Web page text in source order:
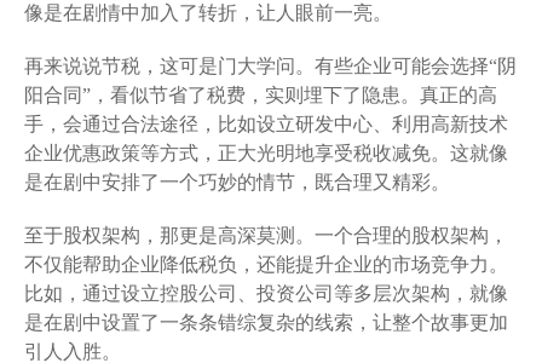
像是在剧情中加入了转折，让人眼前一亮。
再来说说节税，这可是门大学问。有些企业可能会选择“阴
阳合同”，看似节省了税费，实则埋下了隐患。真正的高
手，会通过合法途径，比如设立研发中心、利用高新技术
企业优惠政策等方式，正大光明地享受税收减免。这就像
是在剧中安排了一个巧妙的情节，既合理又精彩。
至于股权架构，那更是高深莫测。一个合理的股权架构，
不仅能帮助企业降低税负，还能提升企业的市场竞争力。
比如，通过设立控股公司、投资公司等多层次架构，就像
是在剧中设置了一条条错综复杂的线索，让整个故事更加
引人入胜。